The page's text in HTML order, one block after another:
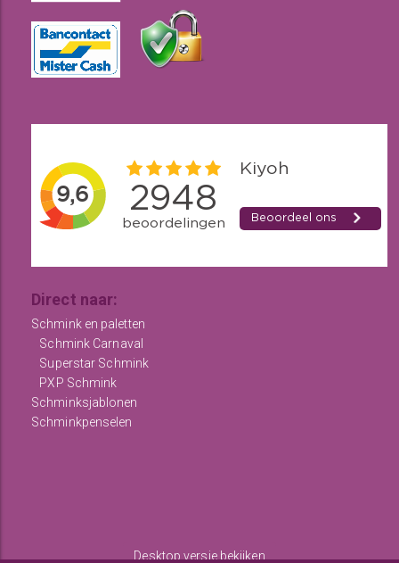
Direct naar:
Schmink en paletten
Schmink Carnaval
Superstar Schmink
PXP Schmink
Schminksjablonen
Schminkpenselen
Desktop versie bekijken